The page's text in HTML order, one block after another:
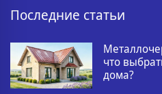
Последние статьи
что
дома?